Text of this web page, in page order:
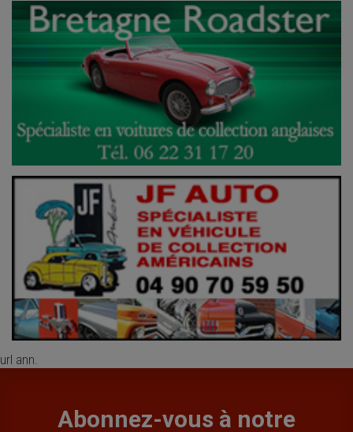
url ann.
Abonnez-vous à notre